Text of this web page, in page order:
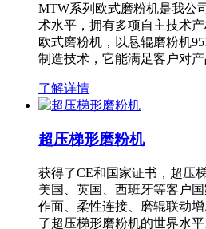
MTW系列欧式磨粉机是我公
术水平，拥有多项自主技术
欧式磨粉机，以悬辊磨粉机
制造技术，它能满足客户对
了解详情
超压梯形磨粉机
获得了CE和国家证书，超压
美国、英国、西班牙等客户
作面、柔性连接、磨辊联动
了超压梯形磨粉机的世界水